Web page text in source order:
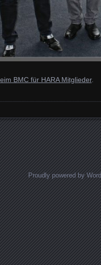
BMC für HARA Mitglieder.
Proudly powered by